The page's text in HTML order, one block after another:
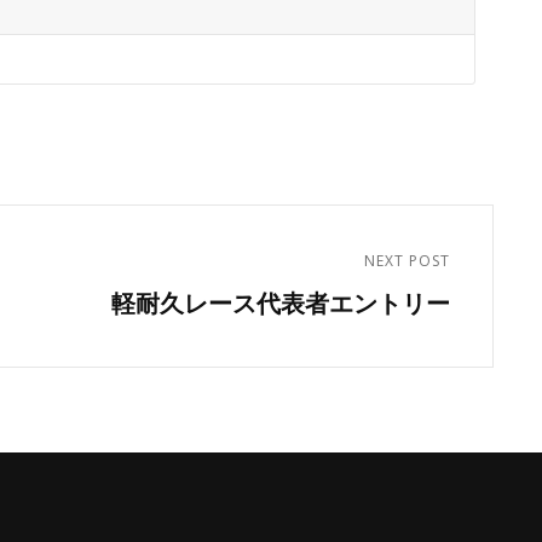
NEXT POST
軽耐久レース代表者エントリー